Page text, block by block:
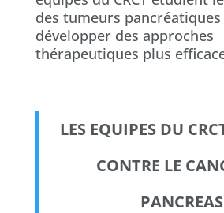
des tumeurs
développer des approches
thérapeutiques plus
LES EQUIPES DU
CONTRE LE